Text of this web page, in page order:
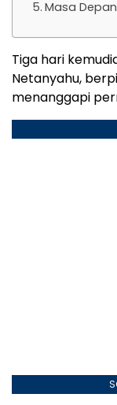
Masa
Tiga hari
Netanyahu,
menanggapi